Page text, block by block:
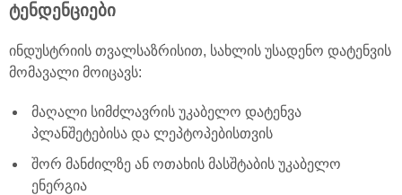
ტენდენციები
ინდუსტრიის თვალსაზრისით, სახლის უსადენო დატენვის
მომავალი მოიცავს:
მაღალი სიმძლავრის უკაბელო დატენვა
პლანშეტებისა და ლეპტოპებისთვის
შორ მანძილზე ან ოთახის მასშტაბის უკაბელო
ენერგია